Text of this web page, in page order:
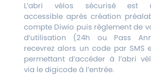
L’abri vélos sécurisé est
accessible après création
compte Diwio puis règlement de
d’utilisation (24h ou Pass
recevrez alors un code par SMS
permettant d’accéder à l’abri
via le digicode à l’entrée.